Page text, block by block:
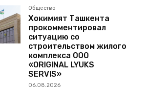
Общество
Хокимият Ташкента
прокомментировал
ситуацию со
строительством жилого
комплекса ООО
«ORIGINAL LYUKS
SERVIS»
06.08.2026